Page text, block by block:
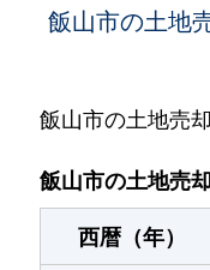
大字豊田
64
大字豊田
17
大字豊田
310
飯山市の土地
飯山市の土地売
飯山市の土地売
西暦（年）